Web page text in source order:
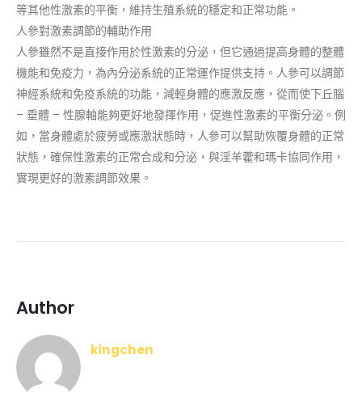
等其他性激素的平衡，維持生殖系統的穩定和正常功能。
人參對激素調節的輔助作用
人參雖然不是直接作用於性激素的分泌，但它通過提高身體的整體
機能和免疫力，為內分泌系統的正常運作提供支持。人參可以調節
神經系統和免疫系統的功能，減輕身體的應激反應，從而使下丘腦
– 垂體 – 性腺軸能夠更好地發揮作用，促進性激素的平衡分泌。例
如，當身體處於疲勞或應激狀態時，人參可以幫助恢覆身體的正常
狀態，確保性激素的正常合成和分泌，與淫羊藿和瑪卡協同作用，
實現更好的激素調節效果。
Author
kingchen